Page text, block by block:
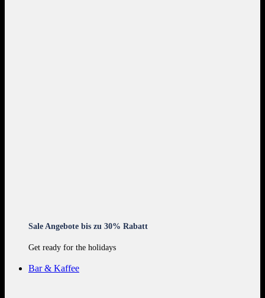
Sale Angebote bis zu 30% Rabatt
Get ready for the holidays
Bar & Kaffee